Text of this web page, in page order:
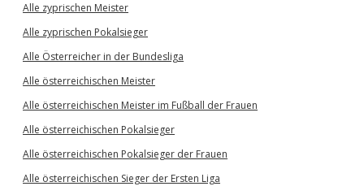
Alle zyprischen Meister
Alle zyprischen Pokalsieger
Alle Österreicher in der Bundesliga
Alle österreichischen Meister
Alle österreichischen Meister im Fußball der Frauen
Alle österreichischen Pokalsieger
Alle österreichischen Pokalsieger der Frauen
Alle österreichischen Sieger der Ersten Liga